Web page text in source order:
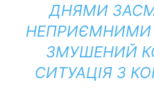
ДНЯМИ
НЕПРИЄМНИМИ
ЗМУШЕНИЙ
СИТУАЦІЯ З